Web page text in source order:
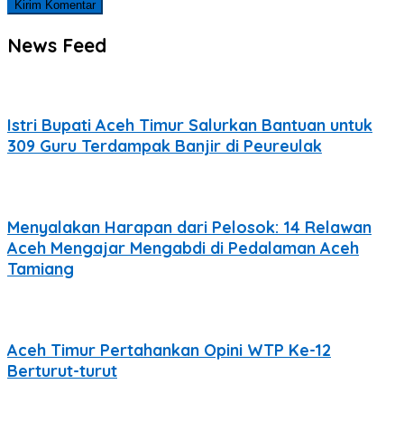
News Feed
Istri Bupati Aceh Timur Salurkan Bantuan untuk
309 Guru Terdampak Banjir di Peureulak
Menyalakan Harapan dari Pelosok: 14 Relawan
Aceh Mengajar Mengabdi di Pedalaman Aceh
Tamiang
Aceh Timur Pertahankan Opini WTP Ke-12
Berturut-turut